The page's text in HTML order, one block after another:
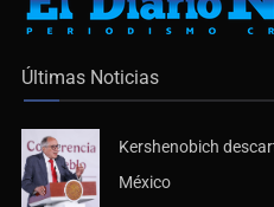
Últimas Noticias
Kershenobich
México